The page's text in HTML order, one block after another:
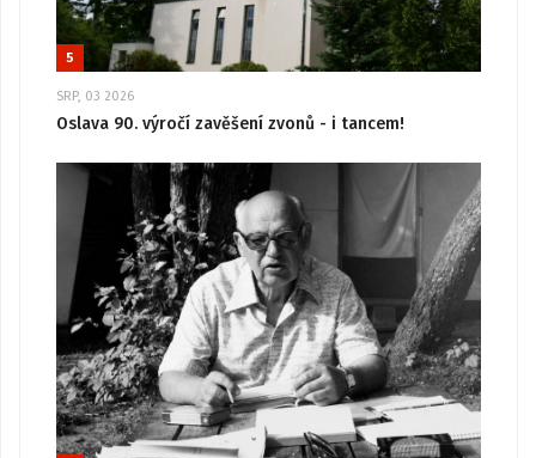
5
SRP, 03 2026
Oslava 90. výročí zavěšení zvonů - i tancem!